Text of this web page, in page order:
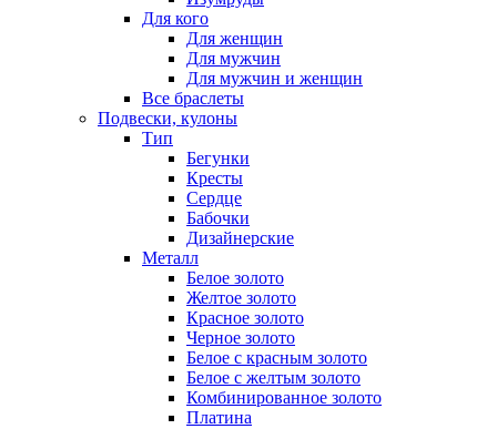
Для кого
Для женщин
Для мужчин
Для мужчин и женщин
Все браслеты
Подвески, кулоны
Тип
Бегунки
Кресты
Сердце
Бабочки
Дизайнерские
Металл
Белое золото
Желтое золото
Красное золото
Черное золото
Белое с красным золото
Белое с желтым золото
Комбинированное золото
Платина